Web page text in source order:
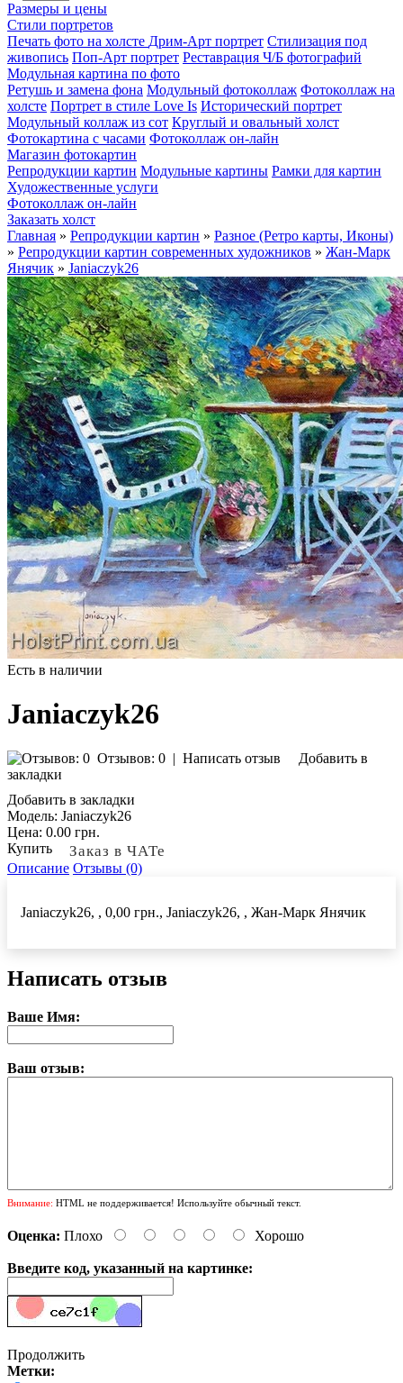
Размеры и цены
Стили портретов
Печать фото на холсте Дрим-Арт портрет Стилизация под
живопись Поп-Арт портрет Реставрация Ч/Б фотографий
Модульная картина по фото
Ретушь и замена фона Модульный фотоколлаж Фотоколлаж на
холсте Портрет в стиле Love Is Исторический портрет
Модульный коллаж из сот Круглый и овальный холст
Фотокартина с часами Фотоколлаж он-лайн
Магазин фотокартин
Репродукции картин Модульные картины Рамки для картин
Художественные услуги
Фотоколлаж он-лайн
Заказать холст
Главная » Репродукции картин » Разное (Ретро карты, Иконы)
» Репродукции картин современных художников » Жан-Марк
Янячик » Janiaczyk26
Есть в наличии
Janiaczyk26
Отзывов: 0 | Написать отзыв
Добавить в
закладки
Добавить в закладки
Модель: Janiaczyk26
Цена: 0.00 грн.
Купить
Заказ в ЧАТе
Описание Отзывы (0)
Janiaczyk26, , 0,00 грн., Janiaczyk26, , Жан-Марк Янячик
Написать отзыв
Ваше Имя:
Ваш отзыв:
Внимание: HTML не поддерживается! Используйте обычный текст.
Оценка: Плохо Хорошо
Введите код, указанный на картинке:
Продолжить
Метки: